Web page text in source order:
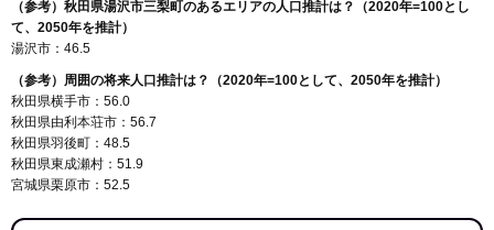
（参考）秋田県湯沢市三梨町のあるエリアの人口推計は？（2020年=100とし
て、2050年を推計）
湯沢市：46.5
（参考）周囲の将来人口推計は？（2020年=100として、2050年を推計）
秋田県横手市：56.0
秋田県由利本荘市：56.7
秋田県羽後町：48.5
秋田県東成瀬村：51.9
宮城県栗原市：52.5